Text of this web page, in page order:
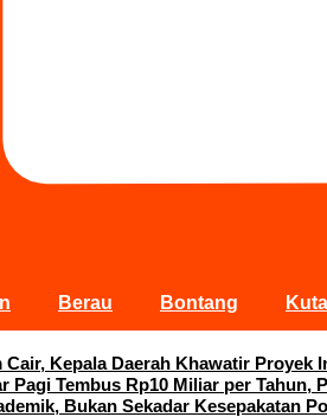
Berau Bontang
Kepala Daerah Khawatir Proyek
Pagi Tembus Rp10 Miliar per Tahun,
Bukan Sekadar Kesepakatan